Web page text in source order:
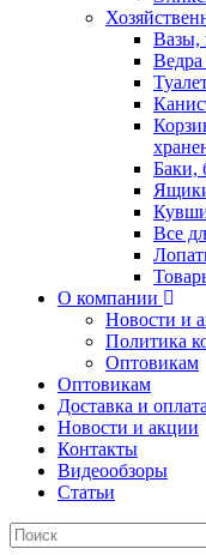
Вазы,
Ведра
Баки,
Все
О компании
Новости и
Политика
Оптовикам
Оптовикам
Доставка и оплата
Новости и акции
Контакты
Видеообзоры
Статьи